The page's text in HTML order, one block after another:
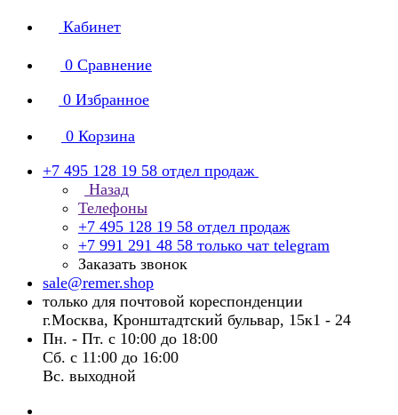
Кабинет
0 Сравнение
0 Избранное
0 Корзина
+7 495 128 19 58 отдел продаж
Назад
Телефоны
+7 495 128 19 58 отдел продаж
+7 991 291 48 58 только чат telegram
Заказать звонок
sale@remer.shop
только для почтовой кореспонденции
г.Москва, Кронштадтский бульвар, 15к1 - 24
Пн. - Пт. с 10:00 до 18:00
Сб. с 11:00 до 16:00
Вс. выходной